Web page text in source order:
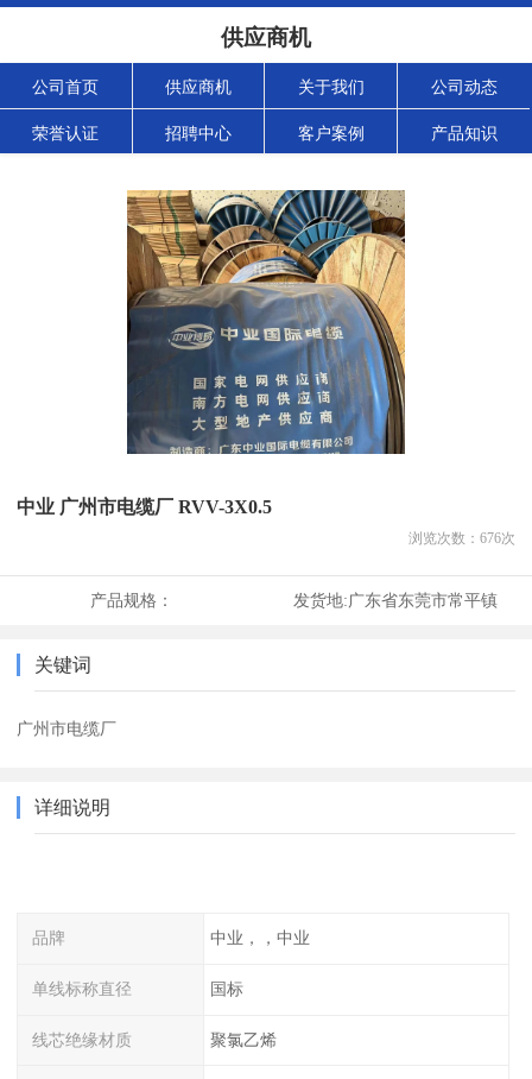
供应商机
公司首页 供应商机 关于我们 公司动态
荣誉认证 招聘中心 客户案例 产品知识
中业 广州市电缆厂 RVV-3X0.5
浏览次数： 676次
产品规格： 发货地:广东省东莞市常平镇
关键词
广州市电缆厂
详细说明
品牌 中业，，中业
单线标称直径 国标
线芯绝缘材质 聚氯乙烯